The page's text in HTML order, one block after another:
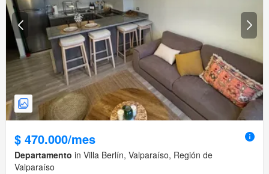
$ 470.000/mes
Departamento in Villa Berlín, Valparaíso, Región de
Valparaíso